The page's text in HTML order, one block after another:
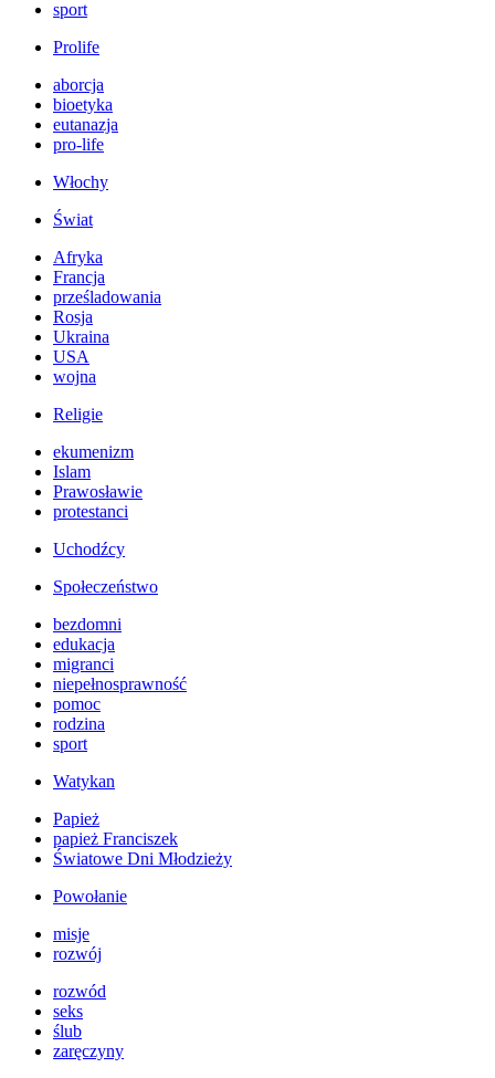
sport
Prolife
aborcja
bioetyka
eutanazja
pro-life
Włochy
Świat
Afryka
Francja
prześladowania
Rosja
Ukraina
USA
wojna
Religie
ekumenizm
Islam
Prawosławie
protestanci
Uchodźcy
Społeczeństwo
bezdomni
edukacja
migranci
niepełnosprawność
pomoc
rodzina
sport
Watykan
Papież
papież Franciszek
Światowe Dni Młodzieży
Powołanie
misje
rozwój
rozwód
seks
ślub
zaręczyny